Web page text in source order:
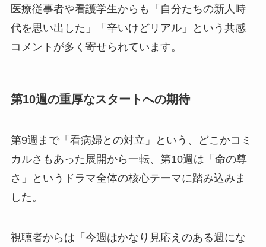
医療従事者や看護学生からも「自分たちの新人時
代を思い出した」「辛いけどリアル」という共感
コメントが多く寄せられています。
第10週の重厚なスタートへの期待
第9週まで「看病婦との対立」という、どこかコミ
カルさもあった展開から一転、第10週は「命の尊
さ」というドラマ全体の核心テーマに踏み込みま
した。
視聴者からは「今週はかなり見応えのある週にな